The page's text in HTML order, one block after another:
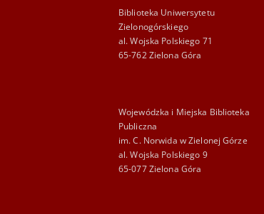
Biblioteka Uniwersytetu
Zielonogórskiego
al. Wojska Polskiego 71
65-762 Zielona Góra
Wojewódzka i Miejska Biblioteka
Publiczna
im. C. Norwida w Zielonej Górze
al. Wojska Polskiego 9
65-077 Zielona Góra